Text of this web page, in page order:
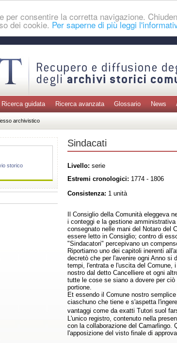
per consentire la corretta navigazione.
dei cookie. Per saperne di più leggi
Ricerca guidata Ricerca avanzata Glossario News
archivistico
storico
Sindacati
Livello: serie
Estremi cronologici: 1774 - 1806
Consistenza: 1 unità
Il Consiglio della Comunità eleggeva
i conteggi e la gestione
consegnato nelle mani del Notaro del
essere letto in Consiglio; contro di
"Sindacatori" percepivano un
Riportiamo uno dei capitoli inerenti
decretò che per l'avenire ogni Anno si
tempi, l'entrata e l'uscita del Comune,
nostro dal detto Cancelliere et ogni
tutte le cose se siano a dovere per
portione.
Et essendo il Comune nostro
ciaschuno che tiene e s'aspetta
vantaggi come da exatti Tutori suol
L'unico registro, contenuto nella
con la collaborazione del Camarlingo.
l'apposizione del visto finale di